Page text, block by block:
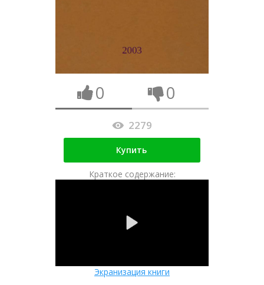
0 0
2279
Купить
Краткое содержание:
Экранизация книги